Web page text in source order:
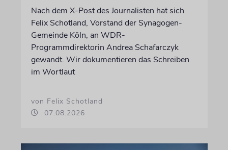
Nach dem X-Post des Journalisten hat sich
Felix Schotland, Vorstand der Synagogen-
Gemeinde Köln, an WDR-
Programmdirektorin Andrea Schafarczyk
gewandt. Wir dokumentieren das Schreiben
im Wortlaut
von Felix Schotland
07.08.2026